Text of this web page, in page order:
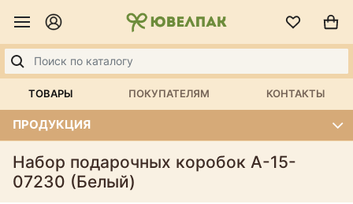
ТОВАРЫ ПОКУПАТЕЛЯМ КОНТАКТЫ
ПРОДУКЦИЯ
Набор подарочных коробок А-15-
07230 (Белый)